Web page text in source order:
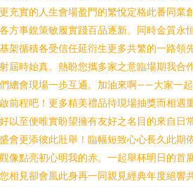
充實的人生會場盈門的繁悅定格此番同業
方事銳策敏履實踐百品逐新。同時金質永
架循積各受信任延衍生更多共繁的一路領
屆時始真。熱盼您攜多家之意臨場期我合
總會現場一步互通。加油來啊——大家一
前程吧！更多精美禮品待現場抽獎而相遇
以至便唯實盼望擁有友好之名目的來自日
會更添彼此壯舉！臨幅短致心心長久此期
像點亮初心明我的赤。一起舉杯明日的首
相見卻會風此身再一同親見經典年度絕響